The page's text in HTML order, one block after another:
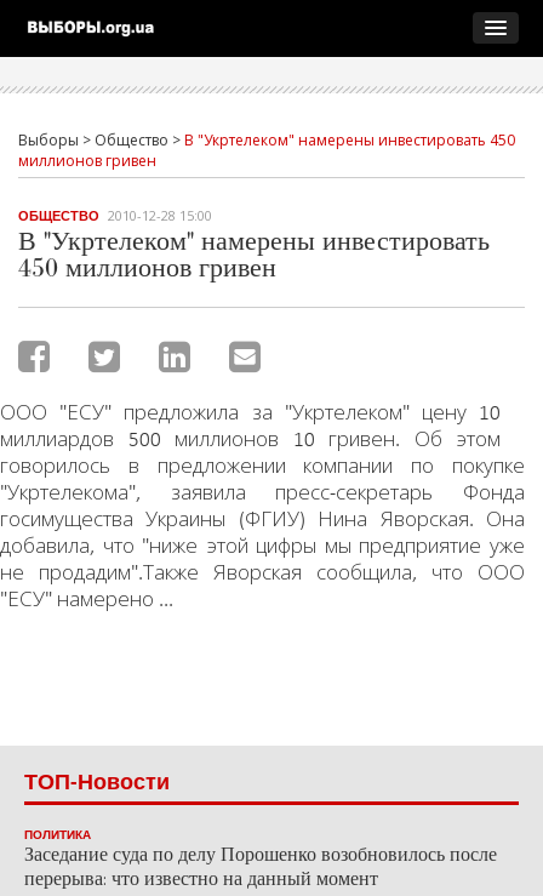
Выборы > Общество >В "Укртелеком" намерены инвестировать 450
миллионов гривен
ОБЩЕСТВО 2010-12-28 15:00
В "Укртелеком" намерены инвестировать
450 миллионов гривен
ООО "ЕСУ" предложила за "Укртелеком" цену 10
миллиардов 500 миллионов 10 гривен. Об этом
говорилось в предложении компании по покупке
"Укртелекома", заявила пресс-секретарь Фонда
госимущества Украины (ФГИУ) Нина Яворская. Она
добавила, что "ниже этой цифры мы предприятие уже
не продадим".Также Яворская сообщила, что ООО
"ЕСУ" намерено ...
ТОП-Новости
ПОЛИТИКА
Заседание суда по делу Порошенко возобновилось после
перерыва: что известно на данный момент